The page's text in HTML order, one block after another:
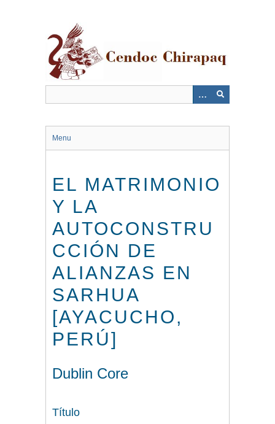
Menu
EL MATRIMONIO
Y LA
AUTOCONSTRU
CCIÓN DE
ALIANZAS EN
SARHUA
[AYACUCHO,
PERÚ]
Dublin Core
Título